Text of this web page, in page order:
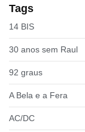
Tags
14 BIS
30 anos sem Raul
92 graus
A Bela e a Fera
AC/DC